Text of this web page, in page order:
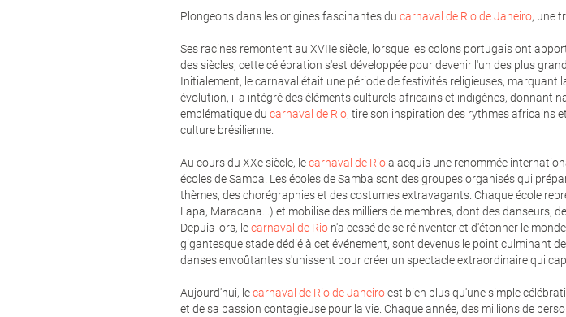
Plongeons dans les origines fascinantes du carnaval de Rio de Janeiro, une
Ses racines remontent au XVIIe siècle, lorsque les colons portugais ont
des siècles, cette célébration s'est développée pour devenir l'un des plus
Initialement, le carnaval était une période de festivités religieuses, marquant
évolution, il a intégré des éléments culturels africains et indigènes, donnant
emblématique du carnaval de Rio, tire son inspiration des rythmes africains
culture brésilienne.
Au cours du XXe siècle, lecarnaval de Rioa acquis une renommée
écoles de Samba. Les écoles de Samba sont des groupes organisés qui
thèmes, des chorégraphies et des costumes extravagants. Chaque école
Lapa, Maracana...) et mobilise des milliers de membres, dont des danseurs,
Depuis lors, lecarnaval de Rio n'a cessé de se réinventer et d'étonner le
gigantesque stade dédié à cet événement, sont devenus le point culminant
danses envoûtantes s'unissent pour créer un spectacle extraordinaire qui
Aujourd'hui, lecarnaval de Rio de Janeiroest bien plus qu'une simple
et de sa passion contagieuse pour la vie. Chaque année, des millions de